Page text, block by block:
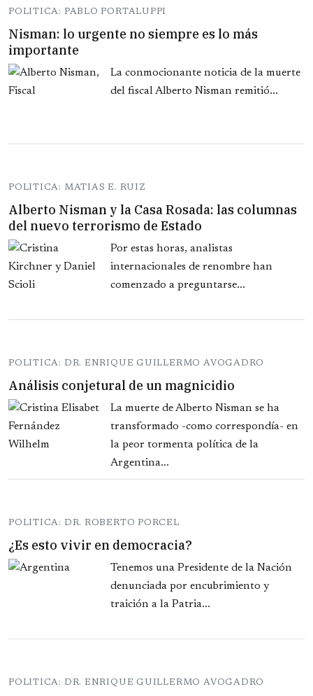
POLITICA: PABLO PORTALUPPI
Nisman: lo urgente no siempre es lo más
importante
La conmocionante noticia de la muerte
del fiscal Alberto Nisman remitió...
POLITICA: MATIAS E. RUIZ
Alberto Nisman y la Casa Rosada: las columnas
del nuevo terrorismo de Estado
Por estas horas, analistas
internacionales de renombre han
comenzado a preguntarse...
POLITICA: DR. ENRIQUE GUILLERMO AVOGADRO
Análisis conjetural de un magnicidio
La muerte de Alberto Nisman se ha
transformado -como correspondía- en
la peor tormenta política de la
Argentina...
POLITICA: DR. ROBERTO PORCEL
¿Es esto vivir en democracia?
Tenemos una Presidente de la Nación
denunciada por encubrimiento y
traición a la Patria...
POLITICA: DR. ENRIQUE GUILLERMO AVOGADRO